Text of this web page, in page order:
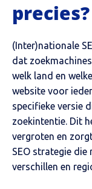
precies?
(Inter)nationale
dat
welk land en
website voor
specifieke versie
zoekintentie. Dit
vergroten en
SEO strategie
verschillen en